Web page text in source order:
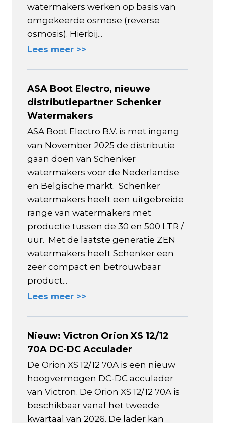
watermakers werken op basis van
omgekeerde osmose (reverse
osmosis). Hierbij...
Lees meer >>
ASA Boot Electro, nieuwe
distributiepartner Schenker
Watermakers
ASA Boot Electro B.V. is met ingang
van November 2025 de distributie
gaan doen van Schenker
watermakers voor de Nederlandse
en Belgische markt. Schenker
watermakers heeft een uitgebreide
range van watermakers met
productie tussen de 30 en 500 LTR /
uur. Met de laatste generatie ZEN
watermakers heeft Schenker een
zeer compact en betrouwbaar
product...
Lees meer >>
Nieuw: Victron Orion XS 12/12
70A DC-DC Acculader
De Orion XS 12/12 70A is een nieuw
hoogvermogen DC-DC acculader
van Victron. De Orion XS 12/12 70A is
beschikbaar vanaf het tweede
kwartaal van 2026. De lader kan